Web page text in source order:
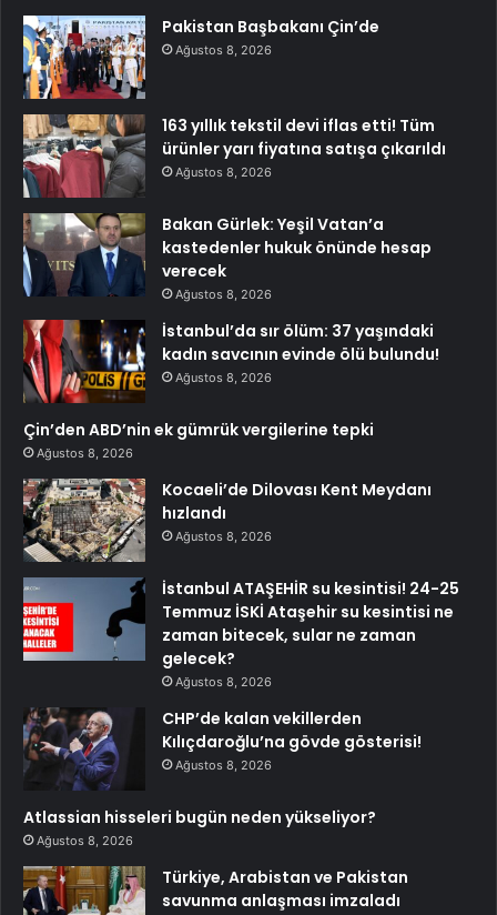
Pakistan Başbakanı Çin’de
Ağustos 8, 2026
163 yıllık tekstil devi iflas etti! Tüm
ürünler yarı fiyatına satışa çıkarıldı
Ağustos 8, 2026
Bakan Gürlek: Yeşil Vatan’a
kastedenler hukuk önünde hesap
verecek
Ağustos 8, 2026
İstanbul’da sır ölüm: 37 yaşındaki
kadın savcının evinde ölü bulundu!
Ağustos 8, 2026
Çin’den ABD’nin ek gümrük vergilerine tepki
Ağustos 8, 2026
Kocaeli’de Dilovası Kent Meydanı
hızlandı
Ağustos 8, 2026
İstanbul ATAŞEHİR su kesintisi! 24-25
Temmuz İSKİ Ataşehir su kesintisi ne
zaman bitecek, sular ne zaman
gelecek?
Ağustos 8, 2026
CHP’de kalan vekillerden
Kılıçdaroğlu’na gövde gösterisi!
Ağustos 8, 2026
Atlassian hisseleri bugün neden yükseliyor?
Ağustos 8, 2026
Türkiye, Arabistan ve Pakistan
savunma anlaşması imzaladı